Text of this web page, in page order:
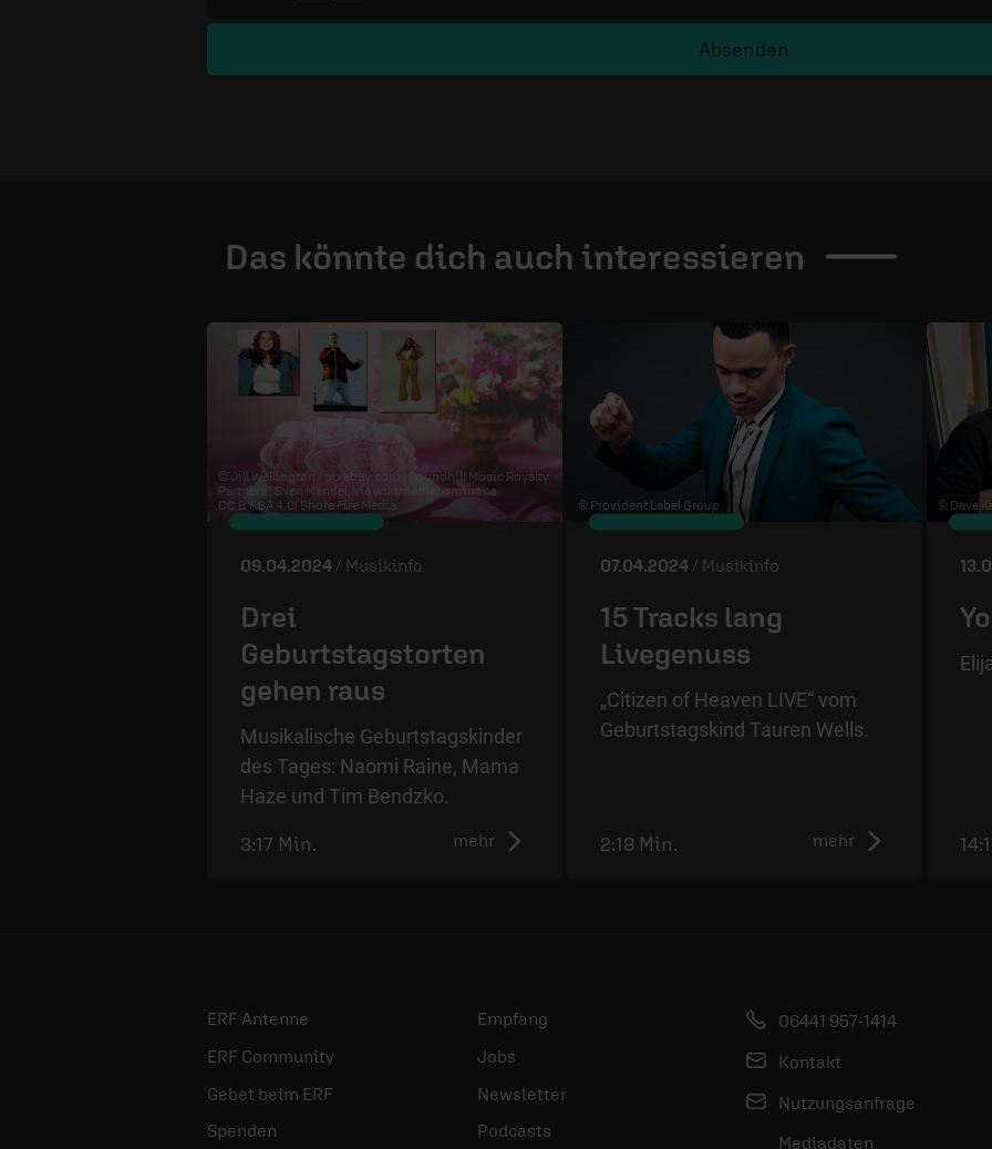
Absenden
Das könnte dich auch interessieren
© Jill Wellington / pixabay.com | Roundhill Music Royalty
Partners | Sven Mandel, via wikimediacommons
CC BY-SA 4.0 | Shore Fire Media
09.04.2024 / Musikinfo
Drei
Geburtstagstorten
gehen raus
Musikalische Geburtstagskinder
des Tages: Naomi Raine, Mama
Haze und Tim Bendzko.
mehr
3:17 Min.
© Provident Label Group
07.04.2024 / Musikinfo
15 Tracks lang
Livegenuss
„Citizen of Heaven LIVE“ vom
Geburtstagskind Tauren Wells.
mehr
2:18 Min.
© Dave
ERF Antenne
ERF Community
Gebet beim ERF
Spenden
Empfang
Jobs
Newsletter
Podcasts
06441 957-1414
Kontakt
Nutzungsanfrage
Mediadaten